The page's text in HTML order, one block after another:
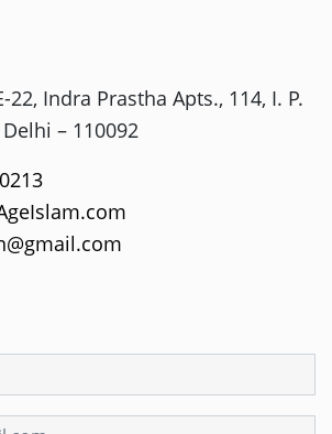
22, Indra Prastha Apts., 114, I. P.
– 110092